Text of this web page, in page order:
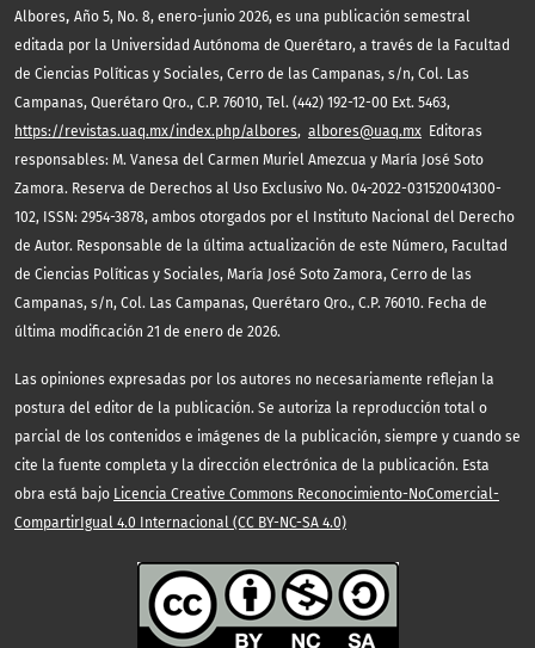
Albores, Año 5, No. 8, enero-junio 2026, es una publicación semestral
editada por la Universidad Autónoma de Querétaro, a través de la Facultad
de Ciencias Políticas y Sociales, Cerro de las Campanas, s/n, Col. Las
Campanas, Querétaro Qro., C.P. 76010, Tel. (442) 192-12-00 Ext. 5463,
https://revistas.uaq.mx/index.php/albores, albores@uaq.mx Editoras
responsables: M. Vanesa del Carmen Muriel Amezcua y María José Soto
Zamora. Reserva de Derechos al Uso Exclusivo No. 04-2022-031520041300-
102, ISSN: 2954-3878, ambos otorgados por el Instituto Nacional del Derecho
de Autor. Responsable de la última actualización de este Número, Facultad
de Ciencias Políticas y Sociales, María José Soto Zamora, Cerro de las
Campanas, s/n, Col. Las Campanas, Querétaro Qro., C.P. 76010. Fecha de
última modificación 21 de enero de 2026.
Las opiniones expresadas por los autores no necesariamente reflejan la
postura del editor de la publicación. Se autoriza la reproducción total o
parcial de los contenidos e imágenes de la publicación, siempre y cuando se
cite la fuente completa y la dirección electrónica de la publicación. Esta
obra está bajo Licencia Creative Commons Reconocimiento-NoComercial-
CompartirIgual 4.0 Internacional (CC BY-NC-SA 4.0)